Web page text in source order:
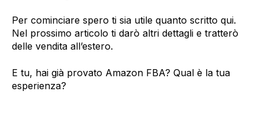
Per cominciare spero ti sia utile quanto scritto qui.
Nel prossimo articolo ti darò altri dettagli e tratterò
delle vendita all’estero.
E tu, hai già provato Amazon FBA? Qual è la tua
esperienza?